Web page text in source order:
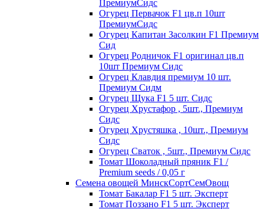
ПремиумСидс
Огурец Первачок F1 цв.п 10шт
ПремиумСидс
Огурец Капитан Засолкин F1 Премиум
Сид
Огурец Родничок F1 оригинал цв.п
10шт Премиум Сидс
Огурец Клавдия премиум 10 шт.
Премиум Сидм
Огурец Щука F1 5 шт. Сидс
Огурец Хрустафор , 5шт., Премиум
Сидс
Огурец Хрустяшка , 10шт., Премиум
Сидс
Огурец Сваток , 5шт., Премиум Сидс
Томат Шоколадный пряник F1 /
Premium seeds / 0,05 г
Семена овощей МинскСортСемОвощ
Томат Бакалар F1 5 шт. Эксперт
Томат Поззано F1 5 шт. Эксперт